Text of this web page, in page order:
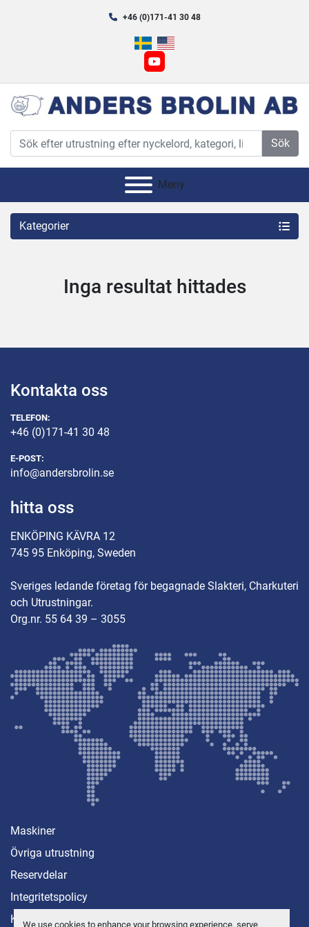
We use cookies to enhance your browsing experience, serve
+46 (0)171-41 30 48
youtube
Sök
Meny
Kategorier
Inga resultat hittades
Kontakta oss
TELEFON:
+46 (0)171-41 30 48
E-POST:
info@andersbrolin.se
hitta oss
ENKÖPING KÄVRA 12
745 95 Enköping, Sweden
Sveriges ledande företag för begagnade Slakteri, Charkuteri
och Utrustningar.
Org.nr. 55 64 39 – 3055
Maskiner
Övriga utrustning
Reservdelar
Integritetspolicy
Kontakt